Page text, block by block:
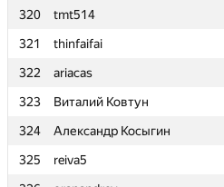
320
tmt514
321
thinfaifai
322
ariacas
323
Виталий Ковтун
324
Александр Косыгин
325
reiva5
320
tmt514
321
thinfaifai
322
ariacas
323
Виталий Ковтун
324
Александр Косыгин
325
reiva5